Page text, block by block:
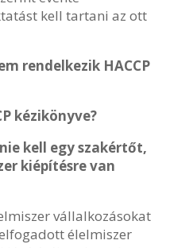
kell tartani az ott
rendelkezik HACCP
kézikönyve?
kell egy szakértőt,
kiépítésre van
vállalkozásokat
élelmiszer